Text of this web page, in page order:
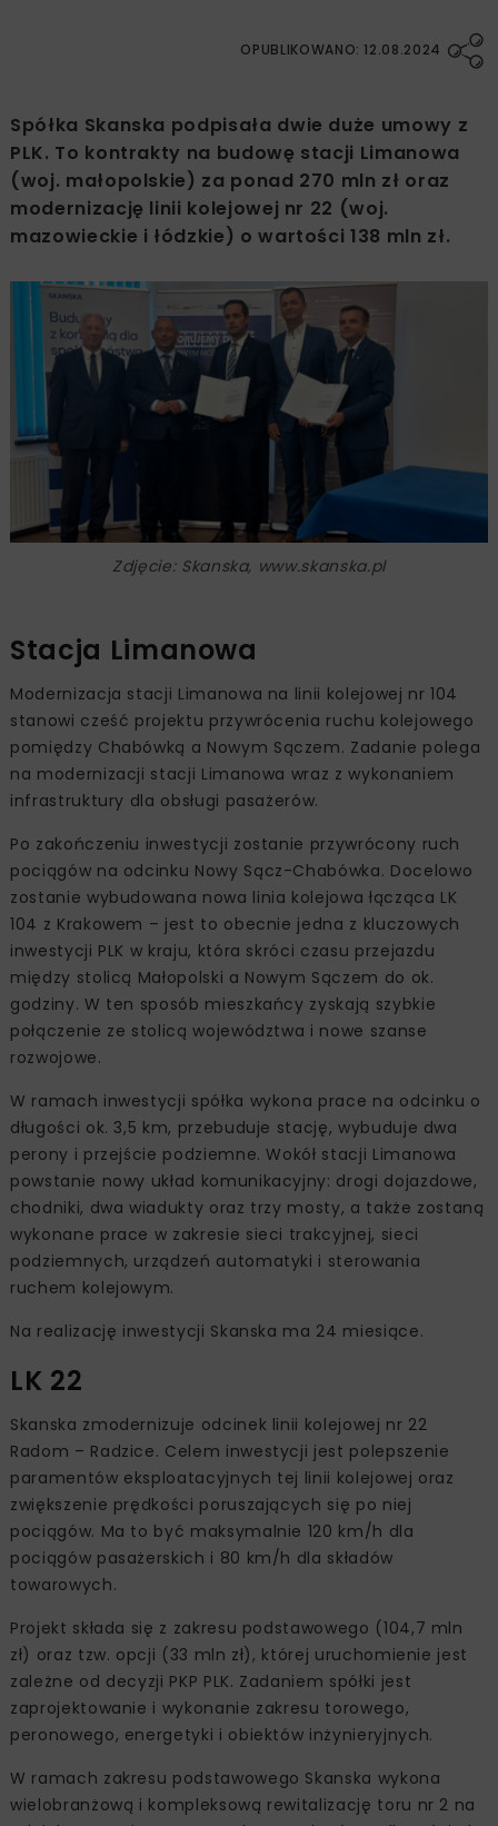
OPUBLIKOWANO: 12.08.2024
Spółka Skanska podpisała dwie duże umowy z
PLK. To kontrakty na budowę stacji Limanowa
(woj. małopolskie) za ponad 270 mln zł oraz
modernizację linii kolejowej nr 22 (woj.
mazowieckie i łódzkie) o wartości 138 mln zł.
Zdjęcie: Skanska, www.skanska.pl
Stacja Limanowa
Modernizacja stacji Limanowa na linii kolejowej nr 104
stanowi cześć projektu przywrócenia ruchu kolejowego
pomiędzy Chabówką a Nowym Sączem. Zadanie polega
na modernizacji stacji Limanowa wraz z wykonaniem
infrastruktury dla obsługi pasażerów.
Po zakończeniu inwestycji zostanie przywrócony ruch
pociągów na odcinku Nowy Sącz-Chabówka. Docelowo
zostanie wybudowana nowa linia kolejowa łącząca LK
104 z Krakowem – jest to obecnie jedna z kluczowych
inwestycji PLK w kraju, która skróci czasu przejazdu
między stolicą Małopolski a Nowym Sączem do ok.
godziny. W ten sposób mieszkańcy zyskają szybkie
połączenie ze stolicą województwa i nowe szanse
rozwojowe.
W ramach inwestycji spółka wykona prace na odcinku o
długości ok. 3,5 km, przebuduje stację, wybuduje dwa
perony i przejście podziemne. Wokół stacji Limanowa
powstanie nowy układ komunikacyjny: drogi dojazdowe,
chodniki, dwa wiadukty oraz trzy mosty, a także zostaną
wykonane prace w zakresie sieci trakcyjnej, sieci
podziemnych, urządzeń automatyki i sterowania
ruchem kolejowym.
Na realizację inwestycji Skanska ma 24 miesiące.
LK 22
Skanska zmodernizuje odcinek linii kolejowej nr 22
Radom – Radzice. Celem inwestycji jest polepszenie
paramentów eksploatacyjnych tej linii kolejowej oraz
zwiększenie prędkości poruszających się po niej
pociągów. Ma to być maksymalnie 120 km/h dla
pociągów pasażerskich i 80 km/h dla składów
towarowych.
Projekt składa się z zakresu podstawowego (104,7 mln
zł) oraz tzw. opcji (33 mln zł), której uruchomienie jest
zależne od decyzji PKP PLK. Zadaniem spółki jest
zaprojektowanie i wykonanie zakresu torowego,
peronowego, energetyki i obiektów inżynieryjnych.
W ramach zakresu podstawowego Skanska wykona
wielobranżową i kompleksową rewitalizację toru nr 2 na